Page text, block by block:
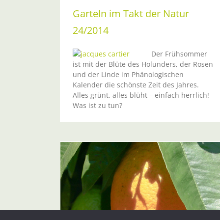
Garteln im Takt der Natur
24/2014
Der Frühsommer
ist mit der Blüte des Holunders, der Rosen
und der Linde im Phänologischen
Kalender die schönste Zeit des Jahres.
Alles grünt, alles blüht – einfach herrlich!
Was ist zu tun?
Aus dem Gartenkalender: Was
wichtig ist
Sommer